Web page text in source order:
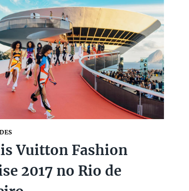
ESTILISTA
PAULA
CADEMARTORI
Vuitton Fashion
2017 no Rio de